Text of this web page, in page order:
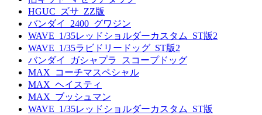
HGUC_ズサ_ZZ版
バンダイ_2400_グワジン
WAVE_1/35レッドショルダーカスタム_ST版2
WAVE_1/35ラビドリードッグ_ST版2
バンダイ_ガシャプラ_スコープドッグ
MAX_コーチマスペシャル
MAX_ヘイスティ
MAX_ブッシュマン
WAVE_1/35レッドショルダーカスタム_ST版